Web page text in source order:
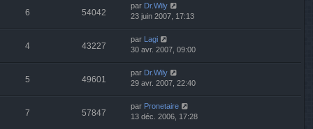
6 54042
par Dr.Wily
23 juin 2007, 17:13
4 43227
par Lagi
30 avr. 2007, 09:00
5 49601
par Dr.Wily
29 avr. 2007, 22:40
7 57847
par Pronetaire
13 déc. 2006, 17:28